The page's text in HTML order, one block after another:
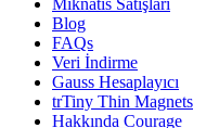
Mıknatıs Satışları
Blog
FAQs
Veri İndirme
Gauss Hesaplayıcı
trTiny Thin Magnets
Hakkında Courage